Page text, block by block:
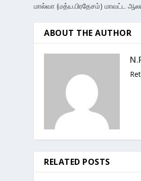
மால்வா (மத்ய.பிரதேசம்) மாவட்ட
ABOUT THE AUTHOR
RELATED POSTS